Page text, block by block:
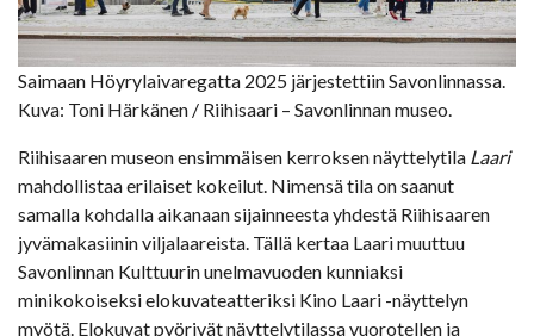
Saimaan Höyrylaivaregatta 2025 järjestettiin Savonlinnassa.
Kuva: Toni Härkänen / Riihisaari – Savonlinnan museo.
Riihisaaren museon ensimmäisen kerroksen näyttelytila Laari
mahdollistaa erilaiset kokeilut. Nimensä tila on saanut
samalla kohdalla aikanaan sijainneesta yhdestä Riihisaaren
jyvämakasiinin viljalaareista. Tällä kertaa Laari muuttuu
Savonlinnan Kulttuurin unelmavuoden kunniaksi
minikokoiseksi elokuvateatteriksi Kino Laari -näyttelyn
myötä. Elokuvat pyörivät näyttelytilassa vuorotellen ja